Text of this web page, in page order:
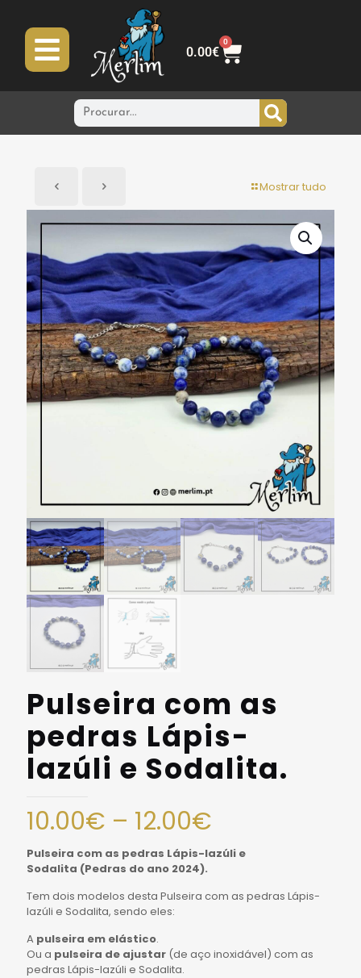
0.00€
0
Mostrar tudo
Pulseira com as
pedras Lápis-
lazúli e Sodalita.
10.00€ – 12.00€
Pulseira com as pedras Lápis-lazúli e
Sodalita (Pedras do ano 2024).
Tem dois modelos desta Pulseira com as pedras Lápis-
lazúli e Sodalita, sendo eles:
A pulseira em elástico.
Ou a pulseira de ajustar (de aço inoxidável) com as
pedras Lápis-lazúli e Sodalita.